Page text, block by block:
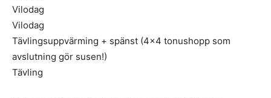
Vilodag
Vilodag
Tävlingsuppvärming + spänst (4×4 tonushopp som
avslutning gör susen!)
Tävling